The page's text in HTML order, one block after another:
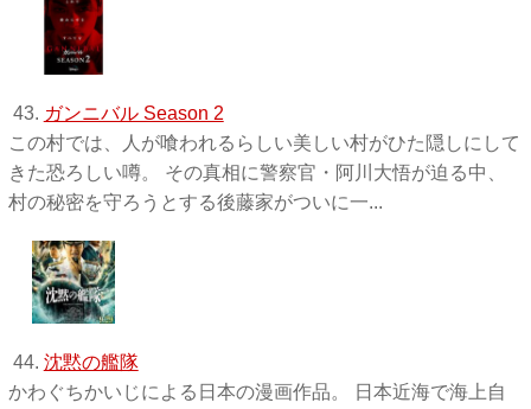
43. ガンニバル Season 2
この村では、人が喰われるらしい美しい村がひた隠しにして
きた恐ろしい噂。 その真相に警察官・阿川大悟が迫る中、
村の秘密を守ろうとする後藤家がついに一...
44. 沈黙の艦隊
かわぐちかいじによる日本の漫画作品。 日本近海で海上自